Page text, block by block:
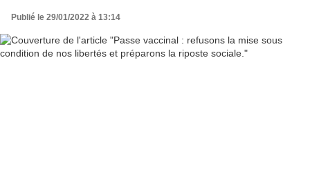
Publié le 29/01/2022 à 13:14